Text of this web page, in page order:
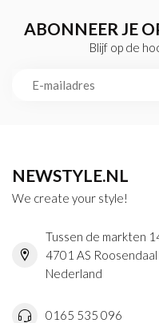
ABONNEER JE
Blijf op de
NEWSTYLE.NL
We create your style!
Tussen de markten
4701 AS Roosendaal
Nederland
0165 535 096